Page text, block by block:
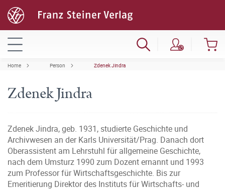
Home Person Zdenek Jindra
Zdenek Jindra
Zdenek Jindra, geb. 1931, studierte Geschichte und
Archivwesen an der Karls Universität/Prag. Danach dort
Oberassistent am Lehrstuhl für allgemeine Geschichte,
nach dem Umsturz 1990 zum Dozent ernannt und 1993
zum Professor für Wirtschaftsgeschichte. Bis zur
Emeritierung Direktor des Instituts für Wirtschafts- und